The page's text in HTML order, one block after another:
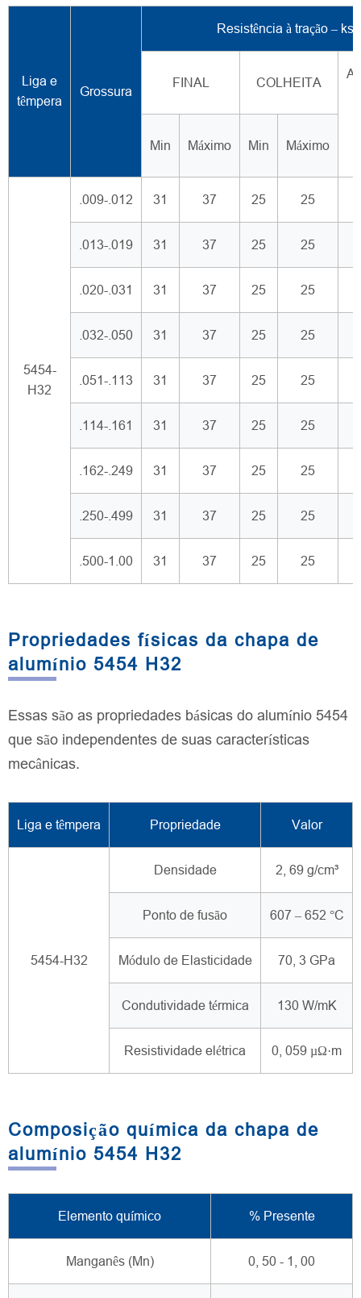
Liga e
têmpera
Grossura
Resistência à tração – ksi
FINAL COLHEITA
Min
Máximo Min Máximo
5454-
H32
.009-.012 31 37 25 25
.013-.019 31 37 25 25
.020-.031 31 37 25 25
.032-.050 31 37 25 25
.051-.113 31 37 25 25
.114-.161 31 37 25 25
.162-.249 31 37 25 25
.250-.499 31 37 25 25
.500-1.00 31 37 25 25
Propriedades físicas da chapa de
alumínio 5454 H32
Essas são as propriedades básicas do alumínio 5454
que são independentes de suas características
mecânicas.
Liga e têmpera Propriedade Valor
5454-H32
Densidade 2, 69 g/cm³
Ponto de fusão 607 – 652 °C
Módulo de Elasticidade 70, 3 GPa
Condutividade térmica 130 W/mK
Resistividade elétrica 0, 059 µΩ·m
Composição química da chapa de
alumínio 5454 H32
Elemento químico % Presente
Manganês (Mn) 0, 50 - 1, 00